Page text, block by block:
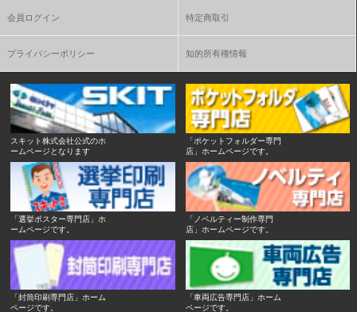
会員ログイン 特定商取引
プライバシーポリシー 知的所有権情報
スキット株式会社公式のホ
ームページとなります
「ポケットフォルダー専門
店」ホームページです。
「選挙ポスター専門店」ホ
ームページです。
「ノベルティー制作専門
店」ホームページです。
「封筒印刷専門店」ホーム
ページです。
「車両広告専門店」ホーム
ページです。